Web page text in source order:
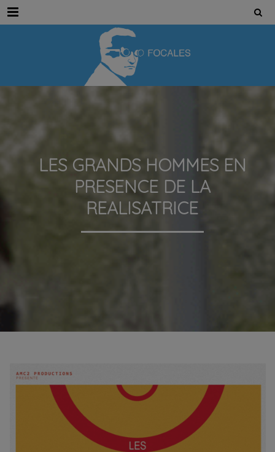
Menu
LES GRANDS HOMMES EN
PRESENCE DE LA
REALISATRICE